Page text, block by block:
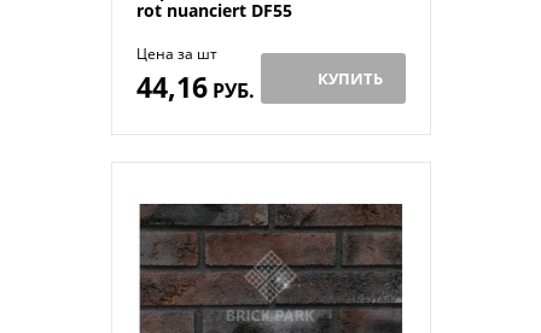
rot nuanciert DF55
Цена за шт
44,16РУБ. КУПИТЬ